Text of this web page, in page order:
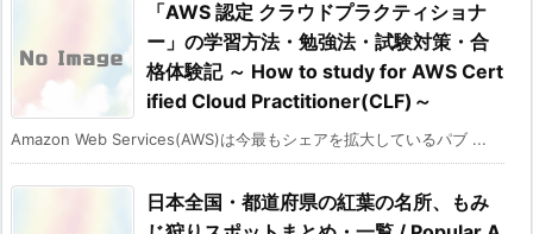
「AWS 認定 クラウドプラクティショナ
ー」の学習方法・勉強法・試験対策・合
格体験記 ～ How to study for AWS Cert
ified Cloud Practitioner(CLF)～
Amazon Web Services(AWS)は今最もシェアを拡大しているパブ ...
日本全国・都道府県の紅葉の名所、もみ